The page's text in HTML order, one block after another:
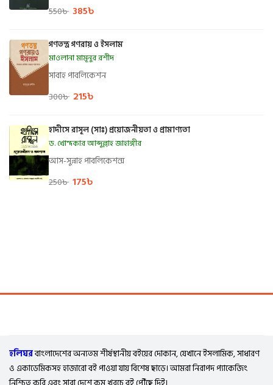
550৳ 385৳
গণতন্ত্র গণরায় ও ইসলাম
মাওলানা মামূনুর রশীদ
সাবাহ পাবলিকেশন
300৳ 215৳
হাদীসে রাসূল (সাঃ) প্রয়োজনীয়তা ও প্রামাণ্যতা
ড. খোন্দকার আব্দুল্লাহ জাহাঙ্গীর
আস-সুন্নাহ পাবলিকেশন্স
250৳ 175৳
হলিঘরবাংলাদেশের অন্যতম শীর্ষস্থানীয় বইয়ের দোকান, যেখানে ইসলামিক, সাধারণ
ও একাডেমিকসহ হাজারো বই পাওয়া যায় বিশেষ ছাড়ে। আমরা নিরাপদ প্যাকেজিং